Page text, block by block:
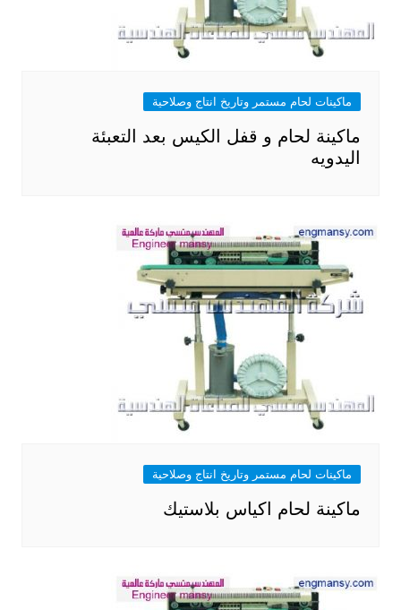
ماكينات لحام مستمر وتاريخ انتاج وصلاحية
ماكينة لحام و قفل الكيس بعد التعبئة
اليدويه
ماكينات لحام مستمر وتاريخ انتاج وصلاحية
ماكينة لحام اكياس بلاستيك